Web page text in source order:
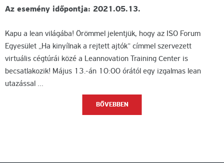
Az esemény időpontja: 2021.05.13.
Kapu a lean világába! Örömmel jelentjük, hogy az ISO Forum
Egyesület „Ha kinyílnak a rejtett ajtók” címmel szervezett
virtuális cégtúrái közé a Leannovation Training Center is
becsatlakozik! Május 13.-án 10:00 órától egy izgalmas lean
utazással …
BŐVEBBEN